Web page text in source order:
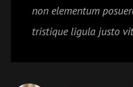
non elementum
tristique ligula justo